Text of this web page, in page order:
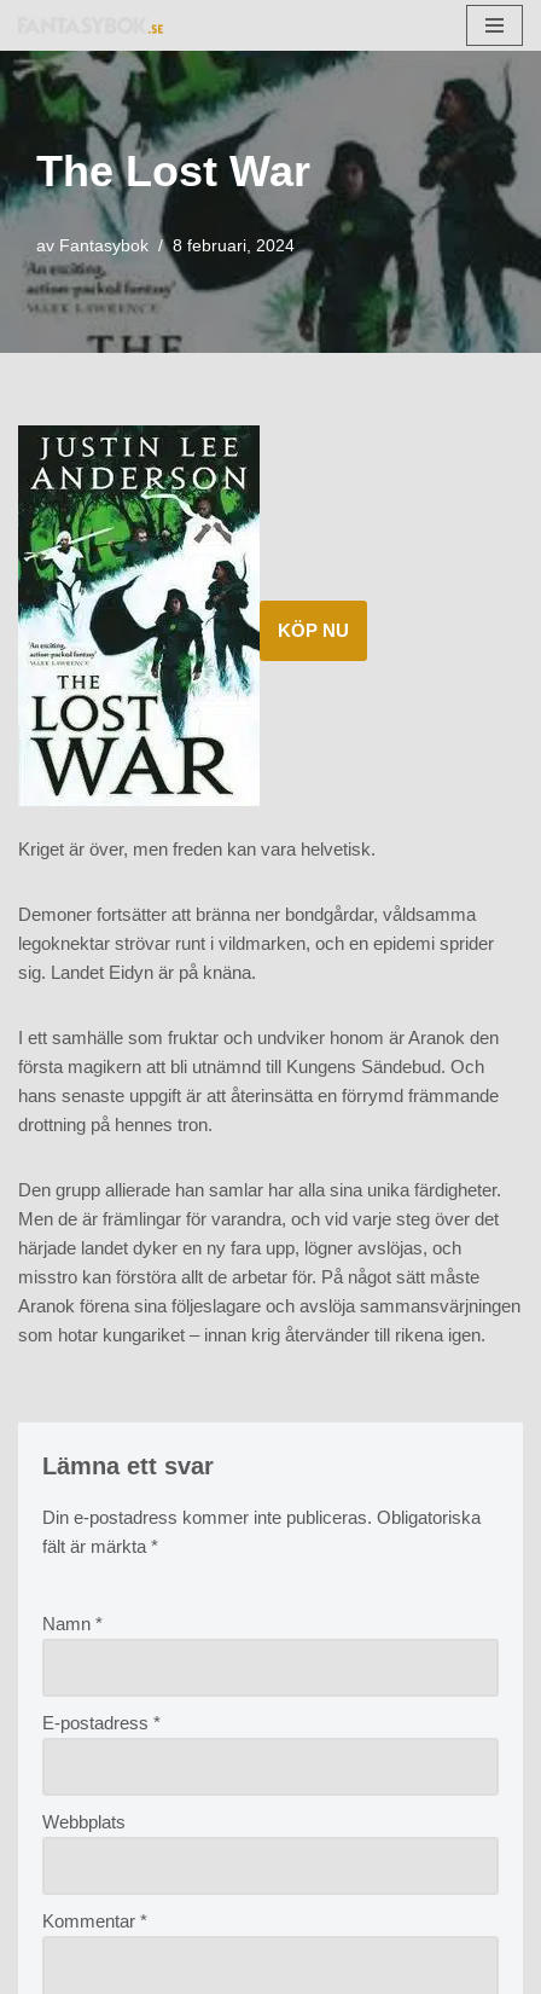
Hoppa
innehåll
The Lost War
av Fantasybok 8 februari, 2024
KÖP NU
Kriget är över, men freden kan vara helvetisk.
Demoner fortsätter att bränna ner bondgårdar, våldsamma
legoknektar strövar runt i vildmarken, och en epidemi sprider
sig. Landet Eidyn är på knäna.
I ett samhälle som fruktar och undviker honom är Aranok den
första magikern att bli utnämnd till Kungens Sändebud. Och
hans senaste uppgift är att återinsätta en förrymd främmande
drottning på hennes tron.
Den grupp allierade han samlar har alla sina unika färdigheter.
Men de är främlingar för varandra, och vid varje steg över det
härjade landet dyker en ny fara upp, lögner avslöjas, och
misstro kan förstöra allt de arbetar för. På något sätt måste
Aranok förena sina följeslagare och avslöja sammansvärjningen
som hotar kungariket – innan krig återvänder till rikena igen.
Lämna ett svar
Din e-postadress kommer inte publiceras. Obligatoriska
fält är märkta *
Namn *
E-postadress *
Webbplats
Kommentar *